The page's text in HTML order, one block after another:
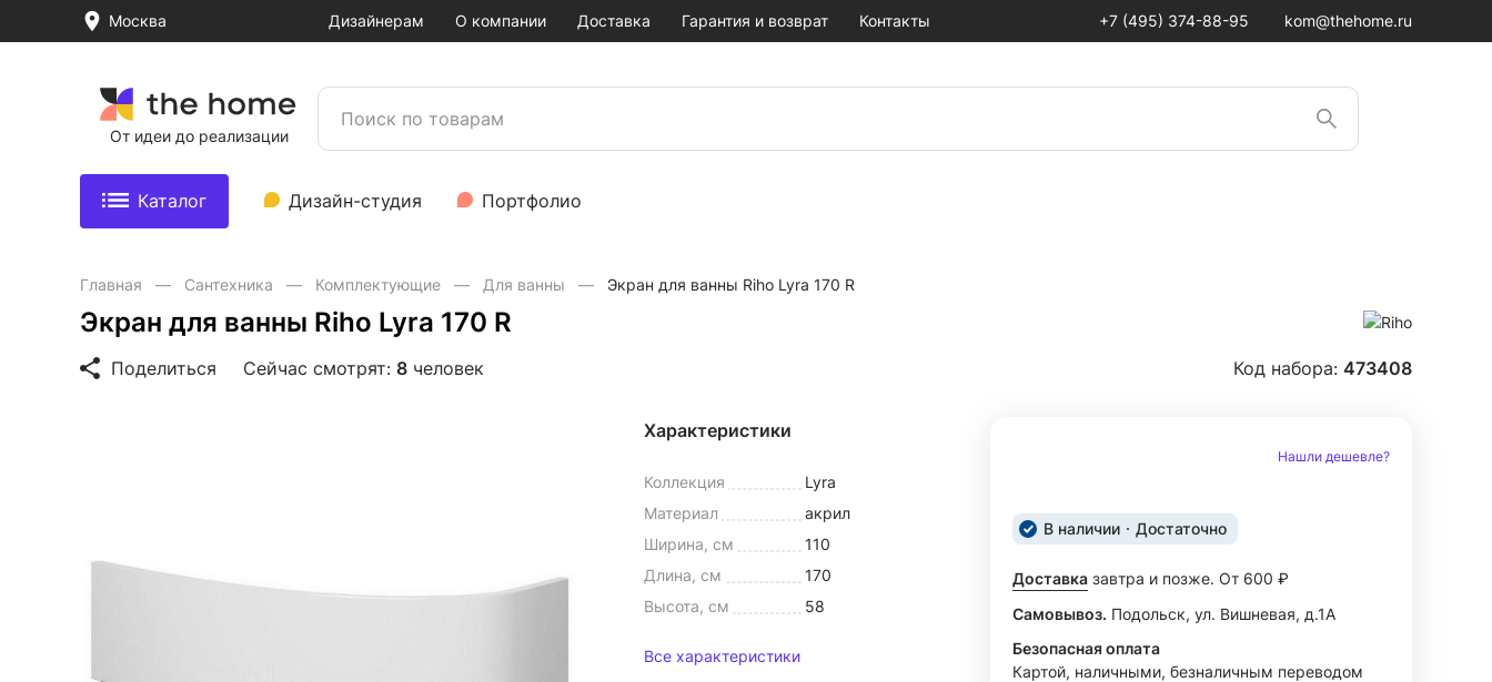
Москва Дизайнерам О компании Доставка Гарантия и возврат Контакты +7 (495) 374-88-95 kom@thehome.ru
От идеи до реализации
Каталог Дизайн-студия Портфолио
Главная Сантехника Комплектующие Для ванны Экран для ванны Riho Lyra 170 R
Экран для ванны Riho Lyra 170 R
Поделиться Сейчас смотрят: 8 человек Код набора: 473408
Характеристики
Коллекция
Lyra
Материал
акрил
Ширина, см
110
Длина, см
170
Высота, см
58
Все характеристики
Нашли дешевле?
В наличии Достаточно
Доставка завтра и позже. От 600 ₽
Самовывоз. Подольск, ул. Вишневая, д.1А
Безопасная оплата
Картой, наличными, безналичным переводом